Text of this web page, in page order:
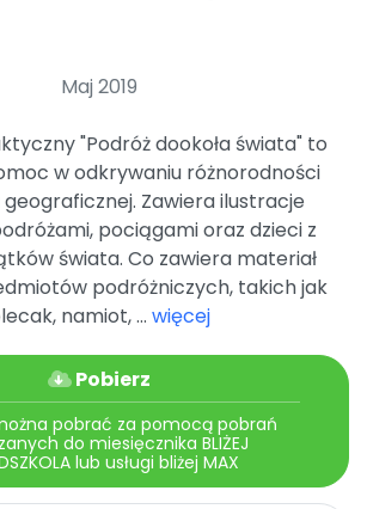
numery
Maj 2019
"Podróż dookoła świata" to
w odkrywaniu różnorodności
Zawiera ilustracje
pociągami oraz dzieci z
świata. Co zawiera materiał
podróżniczych, takich jak
namiot, ... więcej
Pobierz
pobrać za pomocą pobrań
do miesięcznika BLIŻEJ
lub usługi bliżej MAX